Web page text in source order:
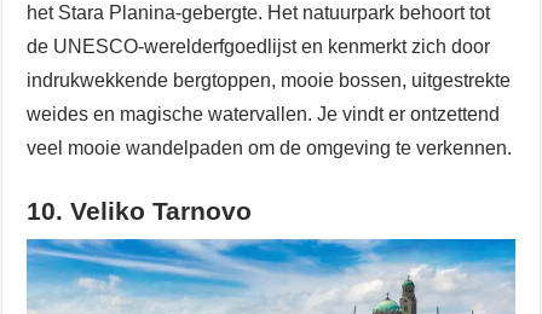
het Stara Planina-gebergte. Het natuurpark behoort tot
de UNESCO-werelderfgoedlijst en kenmerkt zich door
indrukwekkende bergtoppen, mooie bossen, uitgestrekte
weides en magische watervallen. Je vindt er ontzettend
veel mooie wandelpaden om de omgeving te verkennen.
10. Veliko Tarnovo